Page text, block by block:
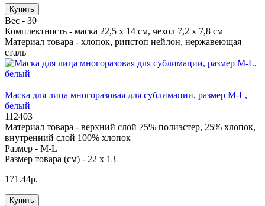
Купить
Вес - 30
Комплектность - маска 22,5 х 14 см, чехол 7,2 х 7,8 см
Материал товара - хлопок, рипстоп нейлон, нержавеющая
сталь
Маска для лица многоразовая для сублимации, размер M-L,
белый
112403
Материал товара - верхний слой 75% полиэстер, 25% хлопок,
внутренний слой 100% хлопок
Размер - M-L
Размер товара (см) - 22 х 13
171.44р.
Купить